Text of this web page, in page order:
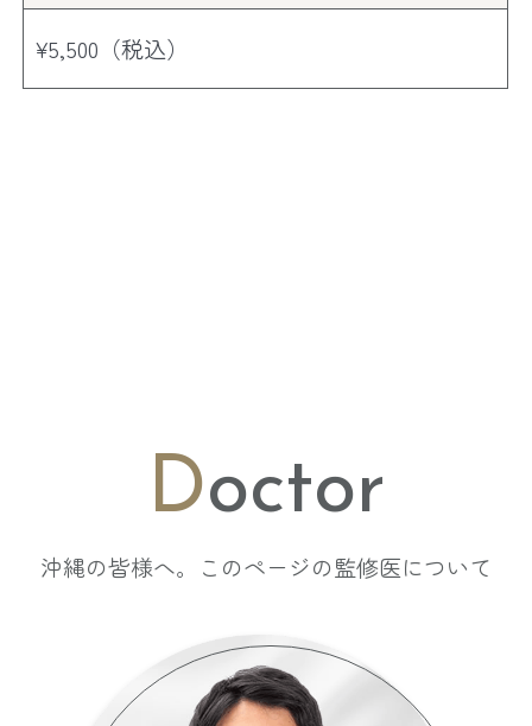
¥5,500 （税込）
Doctor
沖縄の皆様へ。このページの監修医について